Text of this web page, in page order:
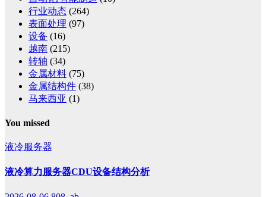
行业动态 (264)
表面处理 (97)
设备 (16)
越南 (215)
转轴 (34)
金属材料 (75)
金属结构件 (38)
马来西亚 (1)
You missed
液冷服务器
液冷算力服务器CDU设备结构分析